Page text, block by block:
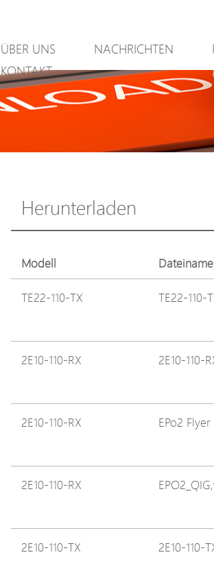
ÜBER UNS NACHRICHTEN
KONTAKT
Herunterladen
Modell Dateiname
TE22-110-TX
TE22-110-
2E10-110-RX
2E10-110-
2E10-110-RX
EPo2
2E10-110-RX
2E10-110-TX
2E10-110-